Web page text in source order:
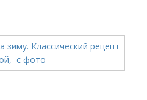
Классический салат